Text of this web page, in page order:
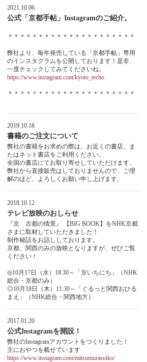
2021.10.06
公式「京都手帖」Instagramのご紹介。
＊＊＊＊＊＊＊＊＊＊＊＊＊＊＊＊＊＊＊＊＊
弊社より、毎年発売している「京都手帖」専用
のインスタグラムを公開しております！是非、
一度チェックしてみてくださいね。
https://www.instagram.com/kyoto_techo
＊＊＊＊＊＊＊＊＊＊＊＊＊＊＊＊＊＊＊＊＊
2019.10.18
書籍のご注文について
弊社の書籍をお求めの際は、お近くの書店、ま
たはネット書店をご利用ください。
全国の書店にてお取り寄せしていただけます。
弊社から直接販売はしておりませんので、ご理
解のほど、よろしくお願い申し上げます。
2018.10.12
テレビ放映のおしらせ
『京 古都の情景』 【BIG BOOK】をNHK京都
さまに取材していただきました！
制作秘話をお話ししております。
京都、関西のみの放映となりますが、ぜひご覧
ください！
◎10月17日（水）18:30～「京いちにち」（NHK
総合・京都のみ）
◎10月18日（木）11:30～「ぐるっと関西おひる
まえ」（NHK総合・関西地方）
2017.01.20
公式Instagramを開設！
弊社のInstagramアカウントをつくりました！
主におやつを載せています
https://www.instagram.com/mitsumurasuiko/